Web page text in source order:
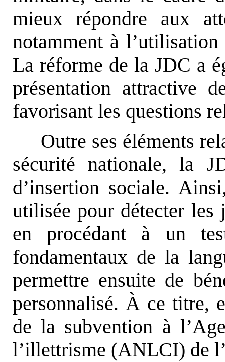
mieux répondre aux
notamment à
La réforme de la JDC a
présentation attractive
favorisant les questions
Outre ses éléments
sécurité nationale, la
d’insertion sociale.
utilisée pour détecter
en procédant à un
fondamentaux de la
permettre ensuite de
personnalisé. À ce titre,
de la subvention à
l’illettrisme (ANLCI) de